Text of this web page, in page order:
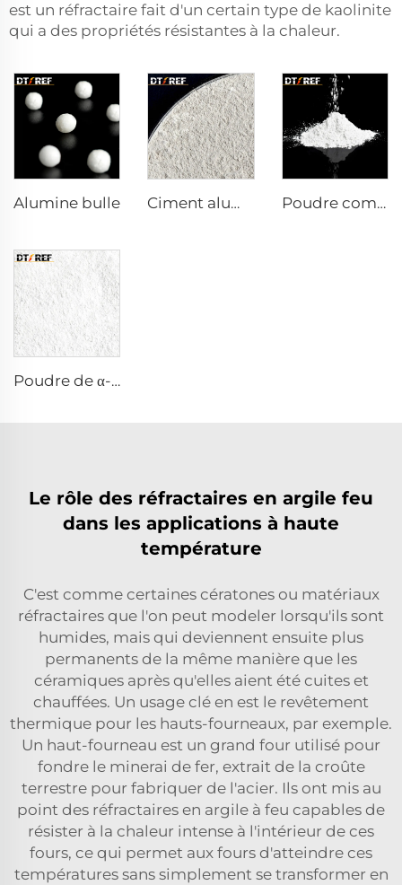
est un réfractaire fait d'un certain type de kaolinite
qui a des propriétés résistantes à la chaleur.
Alumine bulle Ciment aluminocalcaire DK-68 Poudre composite réactive α-Al₂O₃
Poudre de α-Al₂O₃ calcinée AW-9FG
Le rôle des réfractaires en argile feu
dans les applications à haute
température
C'est comme certaines cératones ou matériaux
réfractaires que l'on peut modeler lorsqu'ils sont
humides, mais qui deviennent ensuite plus
permanents de la même manière que les
céramiques après qu'elles aient été cuites et
chauffées. Un usage clé en est le revêtement
thermique pour les hauts-fourneaux, par exemple.
Un haut-fourneau est un grand four utilisé pour
fondre le minerai de fer, extrait de la croûte
terrestre pour fabriquer de l'acier. Ils ont mis au
point des réfractaires en argile à feu capables de
résister à la chaleur intense à l'intérieur de ces
fours, ce qui permet aux fours d'atteindre ces
températures sans simplement se transformer en